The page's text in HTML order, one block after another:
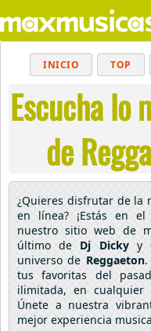
INICIO TOP
MUSICA
BALADAS
Escucha lo
de
¿Quieres disfrutar de la
en línea? ¡Estás en
nuestro sitio web de
último de Dj Dickyy
universo de Reggaeton.
tus favoritas del
ilimitada, en
Únete a nuestra
mejor experiencia